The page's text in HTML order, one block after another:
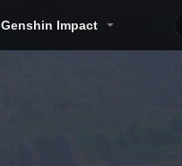
Genshin Impact